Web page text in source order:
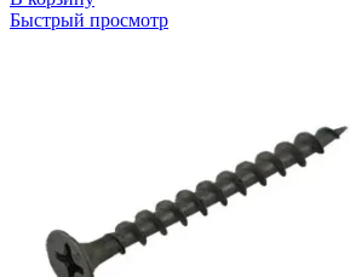
Быстрый просмотр